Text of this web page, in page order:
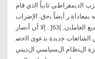
ﺍﻟﺩﻳﻣﻘﺭﺍﻁﻲ ﺛﺎﻧﻳﺎً ﺍﻟﺫﻱ ﻗﺎﻡ
ﺑﻣﻌﺎﺩﺍﺓ ﺭ ﺃﻳﺿﺎً ﺑﺣﻕ. ﺍﻹﺿﺭﺍﺏ
ﻟﻠﻌﻣﺎﻝ ﻭﺟﻌﻝ ﺍﻟﺿﻣﺎﻥ ﺍﻻﺟﺗﻣﺎﻋﻲ ﺇﻟﺯﺍﻣﻳﺎً ﻟﺟﻣﻳﻊ ﺍﻟﻌﺎﻣﻠﻳﻥ. ]63[ . ﺇﻻ ﺃﻥ ﺃﻧﺻﺎﺭ
ﺍﻟﺷﺎﺋﻌﺎﺕ ﺟﺩﻳﺩﺓ ﺑﺩﻋﻭﻯ ﺍﻟﺣﺻ
اﻝﻨظﺎم اﻝﺴﻴﺎﺴﻲ اﻝدﻴﻨﻲ